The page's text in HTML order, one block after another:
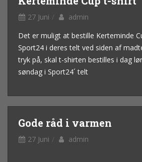
27 Juni
admin
Det er muligt at bestille Kerteminde
Sport24 i deres telt ved siden af
tryk på, skal t-shirten bestilles i dag
søndag i Sport24´ telt
Gode råd i varmen
27 Juni admin